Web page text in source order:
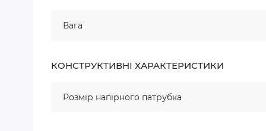
Вага
КОНСТРУКТИВНІ ХАРАКТЕРИСТИКИ
Розмір напірного патрубка